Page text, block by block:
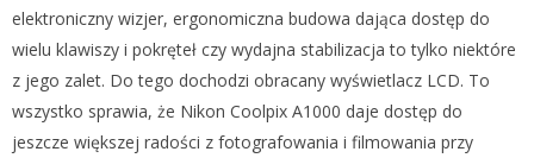
elektroniczny wizjer, ergonomiczna budowa dająca dostęp do
wielu klawiszy i pokręteł czy wydajna stabilizacja to tylko niektóre
z jego zalet. Do tego dochodzi obracany wyświetlacz LCD. To
wszystko sprawia, że Nikon Coolpix A1000 daje dostęp do
jeszcze większej radości z fotografowania i filmowania przy